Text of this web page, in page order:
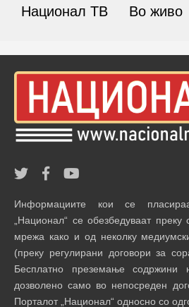
Национал ТВ Во живо
Информациите кои се
„Национал“ се обезбедуваат преку
мрежа како и од неколку
(преку регулирани договори за
Бесплатно преземање содржини
дозволено само во непосреден
Порталот „Национал“ односно со